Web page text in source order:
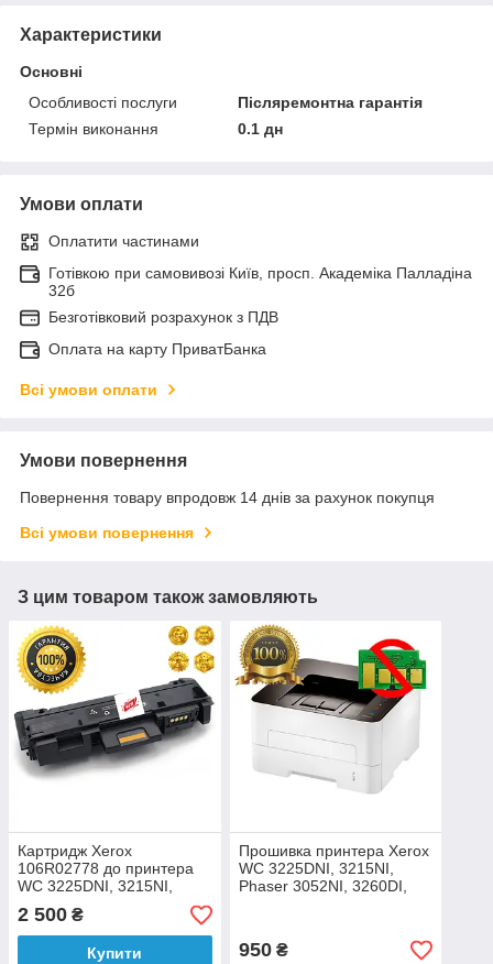
Характеристики
Основні
Особливості послуги
Післяремонтна гарантія
Термін виконання
0.1 дн
Умови оплати
Оплатити частинами
Готівкою при самовивозі Київ, просп. Академіка Палладіна
32б
Безготівковий розрахунок з ПДВ
Оплата на карту ПриватБанка
Всі умови оплати
Умови повернення
Повернення товару впродовж 14 днів за рахунок покупця
Всі умови повернення
З цим товаром також замовляють
Картридж Xerox
106R02778 до принтера
WC 3225DNI, 3215NI,
Phaser 3052NI, 3260DI,
3260DNI аналог
2 500 ₴
Купити
Прошивка принтера Xerox
WC 3225DNI, 3215NI,
Phaser 3052NI, 3260DI,
950₴